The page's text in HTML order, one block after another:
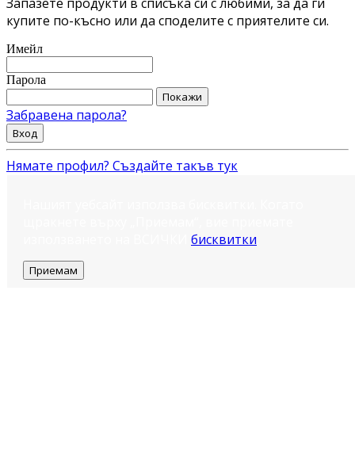
купите по-късно или да споделите с приятелите си.
Имейл
Парола
Покажи
Забравена парола?
Вход
Нямате профил? Създайте такъв тук
бисквитки
Приемам